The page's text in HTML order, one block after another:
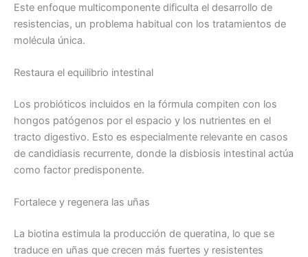
Este enfoque multicomponente dificulta el desarrollo de
resistencias, un problema habitual con los tratamientos de
molécula única.
Restaura el equilibrio intestinal
Los probióticos incluidos en la fórmula compiten con los
hongos patógenos por el espacio y los nutrientes en el
tracto digestivo. Esto es especialmente relevante en casos
de candidiasis recurrente, donde la disbiosis intestinal actúa
como factor predisponente.
Fortalece y regenera las uñas
La biotina estimula la producción de queratina, lo que se
traduce en uñas que crecen más fuertes y resistentes